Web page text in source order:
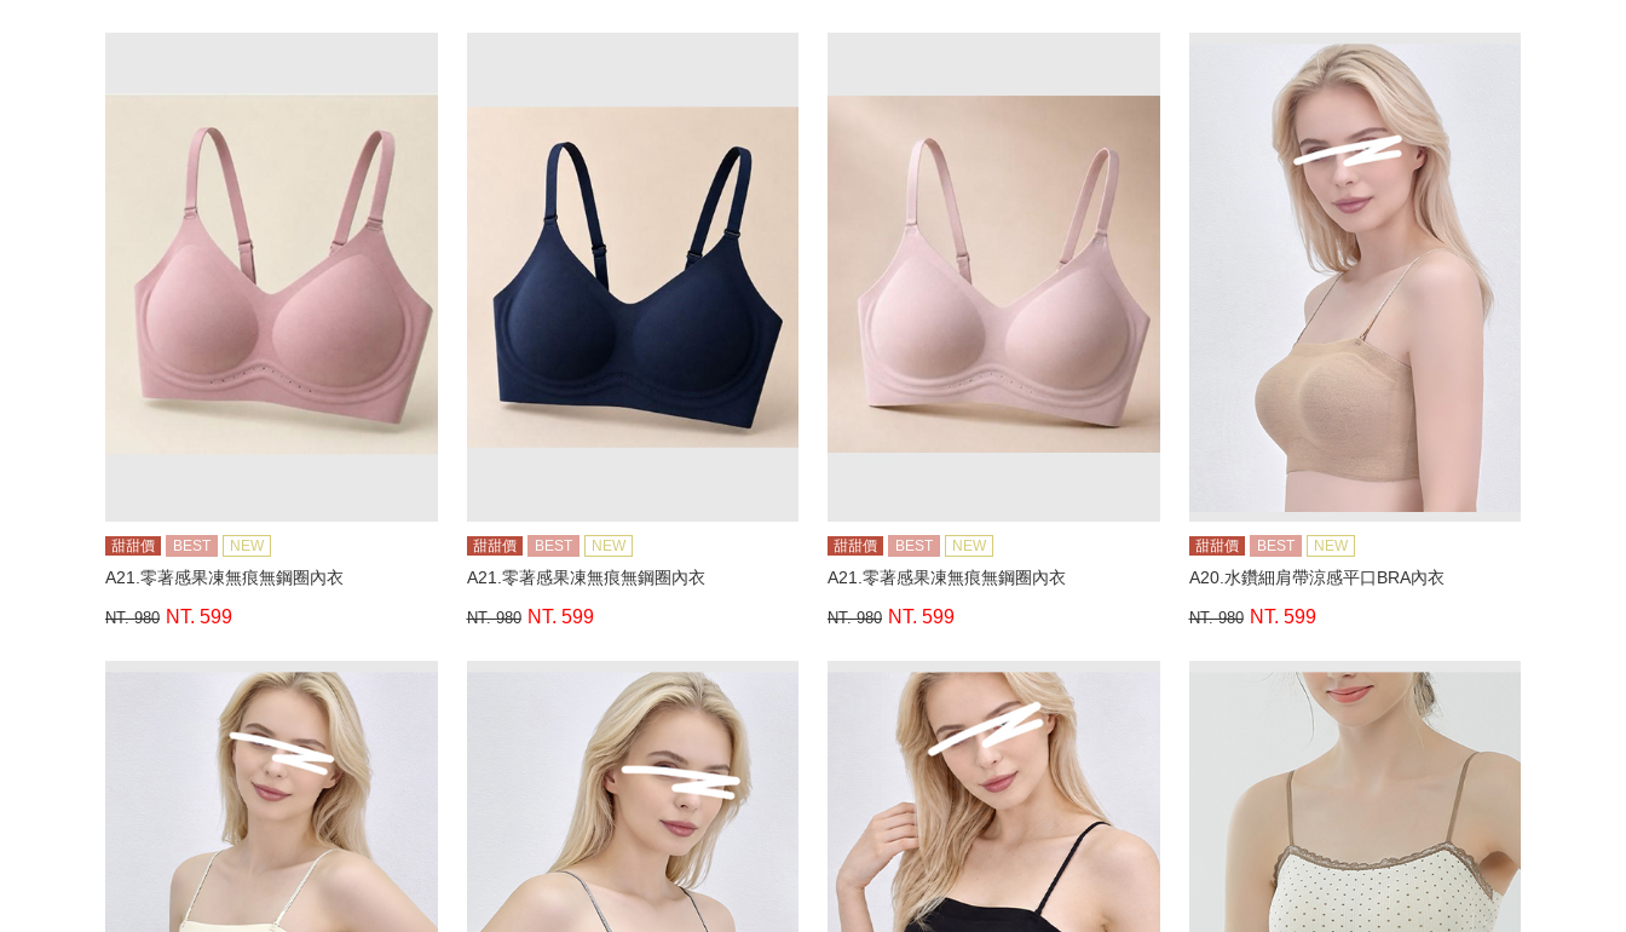
甜甜價 BEST NEW
A21.零著感果凍無痕無鋼圈內衣
NT. 980 NT. 599
甜甜價 BEST NEW
A21.零著感果凍無痕無鋼圈內衣
NT. 980 NT. 599
甜甜價 BEST NEW
A21.零著感果凍無痕無鋼圈內衣
NT. 980 NT. 599
甜甜價 BEST NEW
A20.水鑽細肩帶涼感平口BRA內衣
NT. 980 NT. 599